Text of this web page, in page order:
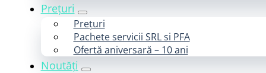
Prețuri
Prețuri
Pachete servicii SRL si PFA
Ofertă aniversară – 10 ani
Noutăți